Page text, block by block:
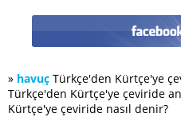
» havuç Türkçe'den Kürtçe'ye
Türkçe'den Kürtçe'ye çeviride
Kürtçe'ye çeviride nasıl denir?